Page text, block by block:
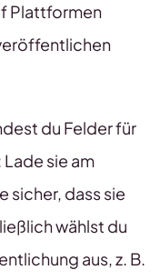
Plattformen
du Felder für
sie am
sicher, dass sie
wählst du
aus, z. B.